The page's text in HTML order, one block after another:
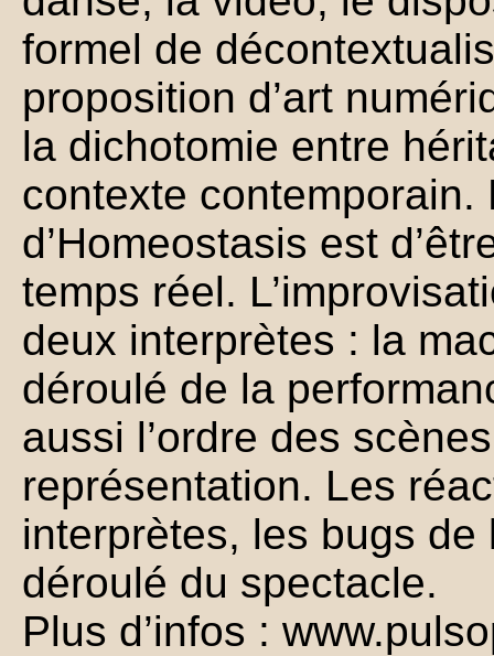
formel de
proposition d’art
la dichotomie entre
contexte contemporain.
d’Homeostasis est
temps réel.
deux interprètes : la
déroulé de la
aussi l’ordre des
représentation. Les
interprètes, les bugs
déroulé du spectacle.
Plus d’infos :